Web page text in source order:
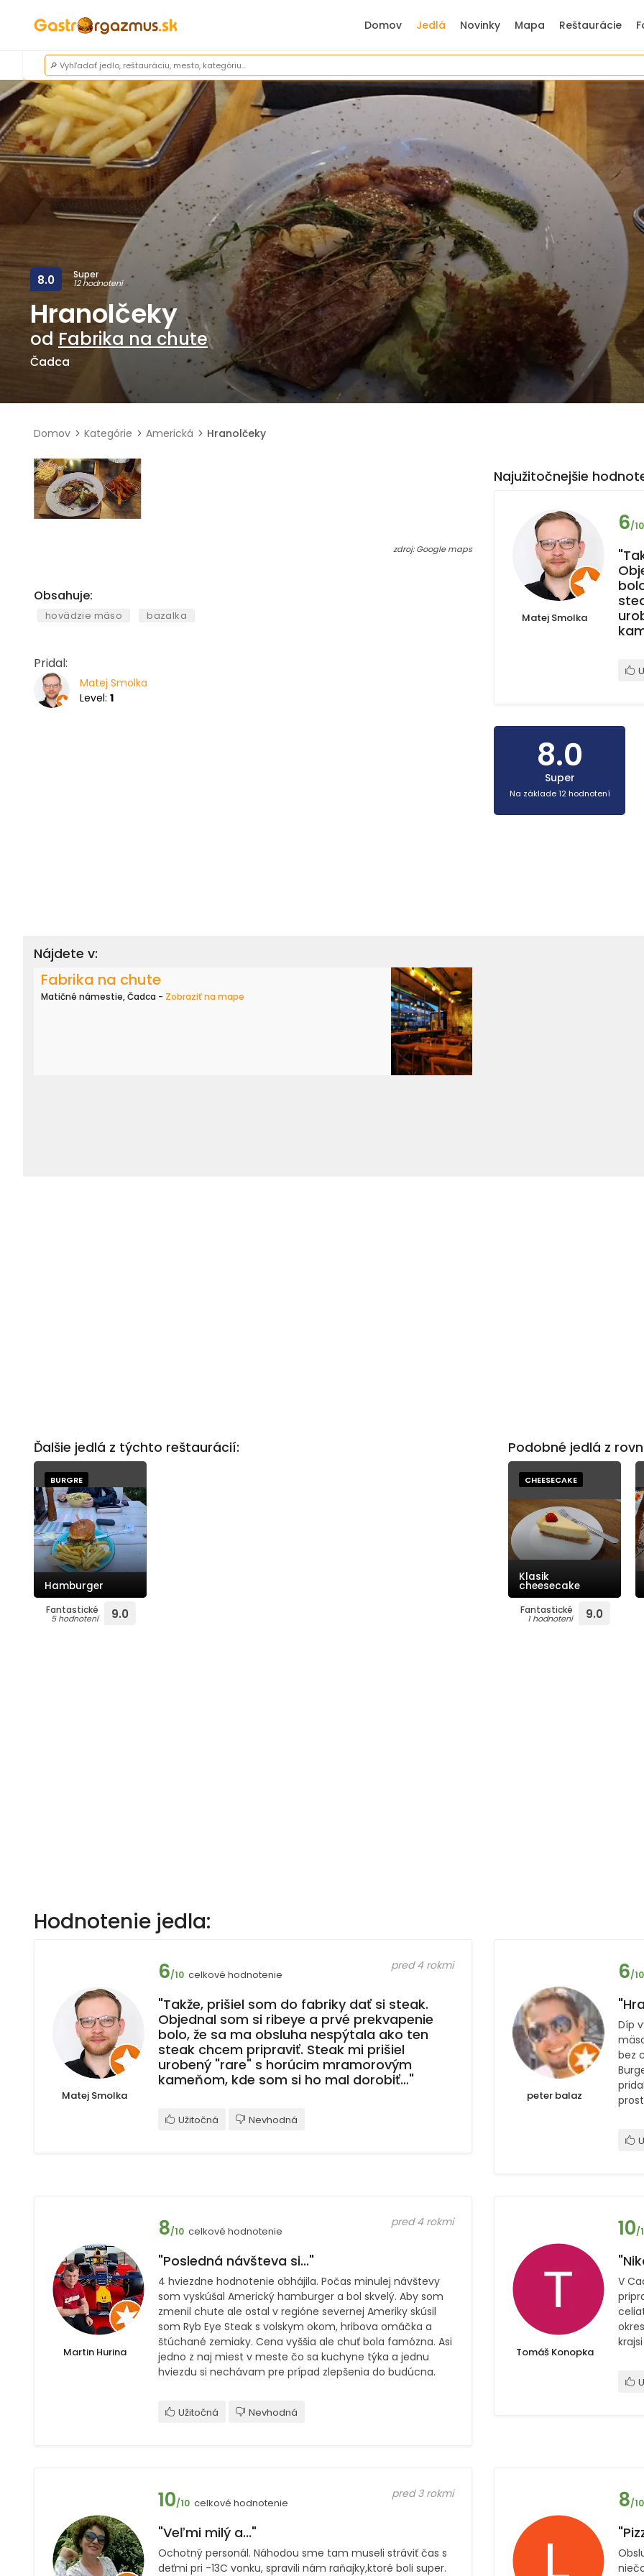
Domov Jedlá Novinky Mapa Reštaurácie
Super
12 hodnotení
8.0
Hranolčeky
od Fabrika na chute
Čadca
Domov Kategórie Americká Hranolčeky
zdroj: Google maps
Obsahuje:
hovädzie mäso bazalka
Pridal:
Matej Smolka
Level: 1
Najužitočnejšie
Matej Smolka
6/10
8.0
Super
Na základe 12 hodnotení
Nájdete v:
Fabrika na chute
Matičné námestie, Čadca - Zobraziť na mape
Ďalšie jedlá z týchto reštaurácií:
BURGRE
Hamburger
Fantastické
5 hodnotení 9.0
Podobné jedlá z
CHEESECAKE
Klasik
cheesecake
Fantastické
1 hodnotení 9.0
Hodnotenie jedla:
Matej Smolka
6/10 celkové hodnotenie
pred 4 rokmi
"Takže, prišiel som do fabriky dať si steak.
Objednal som si ribeye a prvé prekvapenie
bolo, že sa ma obsluha nespýtala ako ten
steak chcem pripraviť. Steak mi prišiel
urobený "rare" s horúcim mramorovým
kameňom, kde som si ho mal dorobiť…"
Užitočná Nevhodná
peter balaz
6/10
Díp
bez
Martin Hurina
8/10 celkové hodnotenie
pred 4 rokmi
"Posledná návšteva si..."
4 hviezdne hodnotenie obhájila. Počas minulej návštevy
som vyskúšal Americký hamburger a bol skvelý. Aby som
zmenil chute ale ostal v regióne severnej Ameriky skúsil
som Ryb Eye Steak s volskym okom, hribova omáčka a
štúchané zemiaky. Cena vyššia ale chuť bola famózna. Asi
jedno z naj miest v meste čo sa kuchyne týka a jednu
hviezdu si nechávam pre prípad zlepšenia do budúcna.
Užitočná Nevhodná
Tomáš Konopka
10/
V
krajsi
10/10 celkové hodnotenie
pred 3 rokmi
"Veľmi milý a..."
Ochotný personál. Náhodou sme tam museli stráviť čas s
deťmi pri -13C vonku, spravili nám raňajky,ktoré boli super.
8/10